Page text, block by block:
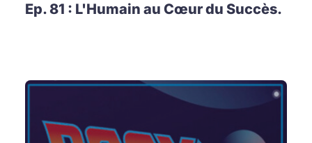
Ep. 81 : L'Humain au Cœur du Succès.